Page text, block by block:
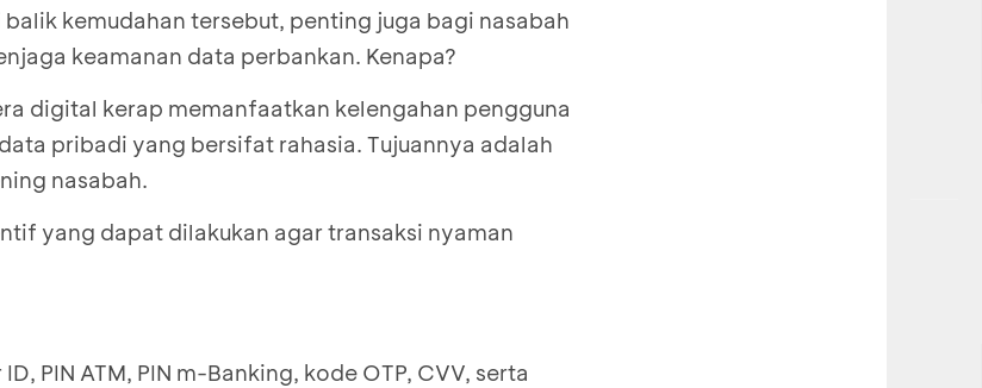
kemudahan tersebut, penting juga bagi nasabah
keamanan data perbankan. Kenapa?
digital kerap memanfaatkan kelengahan pengguna
pribadi yang bersifat rahasia. Tujuannya adalah
nasabah.
yang dapat dilakukan agar transaksi nyaman
PIN ATM, PIN m-Banking, kode OTP, CVV, serta